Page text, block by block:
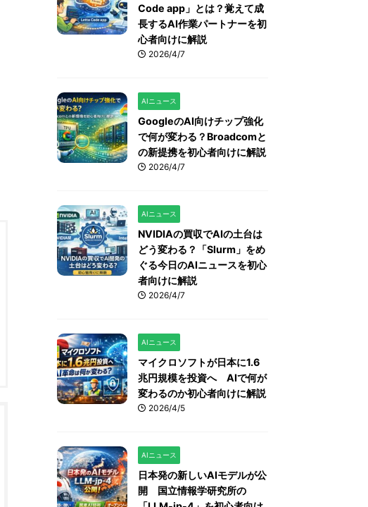
Code app」とは？覚えて成
長するAI作業パートナーを初
心者向けに解説
2026/4/7
AIニュース
GoogleのAI向けチップ強化
で何が変わる？Broadcomと
の新提携を初心者向けに解説
2026/4/7
AIニュース
NVIDIAの買収でAIの土台は
どう変わる？「Slurm」をめ
ぐる今日のAIニュースを初心
者向けに解説
2026/4/7
AIニュース
マイクロソフトが日本に1.6
兆円規模を投資へ AIで何が
変わるのか初心者向けに解説
2026/4/5
AIニュース
日本発の新しいAIモデルが公
開 国立情報学研究所の